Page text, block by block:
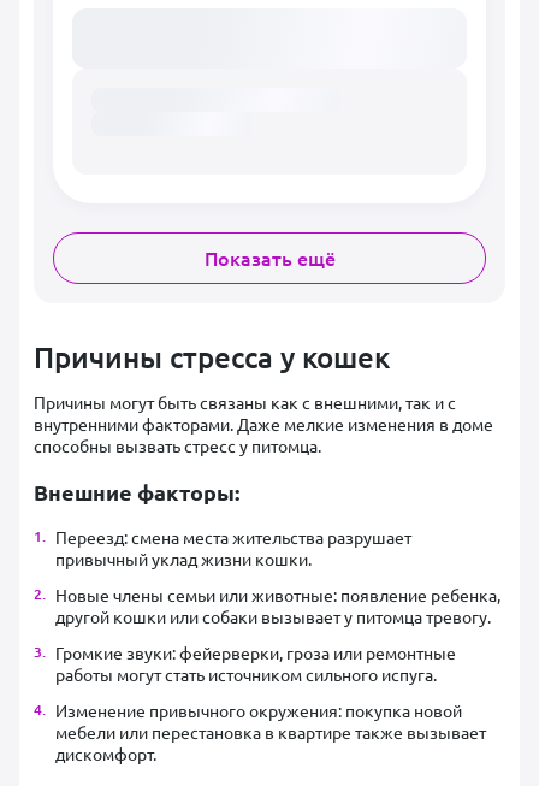
Показать ещё
Причины стресса у кошек
Причины могут быть связаны как с внешними, так и с
внутренними факторами. Даже мелкие изменения в доме
способны вызвать стресс у питомца.
Внешние факторы:
Переезд: смена места жительства разрушает
привычный уклад жизни кошки.
Новые члены семьи или животные: появление ребенка,
другой кошки или собаки вызывает у питомца тревогу.
Громкие звуки: фейерверки, гроза или ремонтные
работы могут стать источником сильного испуга.
Изменение привычного окружения: покупка новой
мебели или перестановка в квартире также вызывает
дискомфорт.